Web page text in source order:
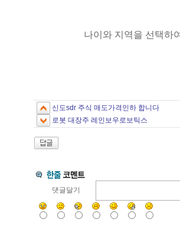
나이와 지역을 선택하여 받
신도sdr 주식 매도가격인하 합니다
로봇 대장주 레인보우로보틱스
댓글달기